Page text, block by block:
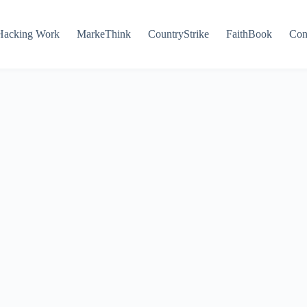
Work MarkeThink CountryStrike FaithBook